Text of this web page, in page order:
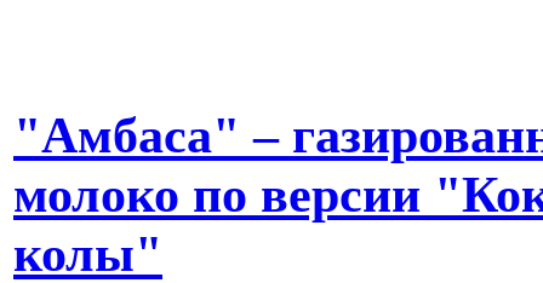
"Амбаca" –
молоко по версии
колы"